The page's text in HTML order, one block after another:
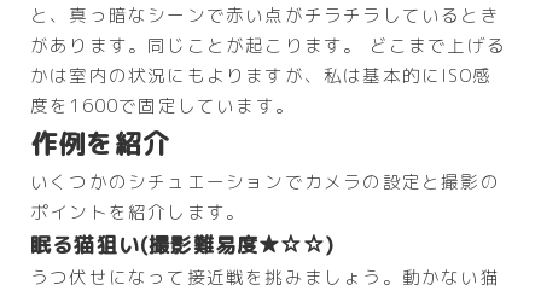
と、真っ暗なシーンで赤い点がチラチラしているとき
があります。同じことが起こります。 どこまで上げる
かは室内の状況にもよりますが、私は基本的にISO感
度を1600で固定しています。
作例を紹介
いくつかのシチュエーションでカメラの設定と撮影の
ポイントを紹介します。
眠る猫狙い(撮影難易度★☆☆)
うつ伏せになって接近戦を挑みましょう。動かない猫